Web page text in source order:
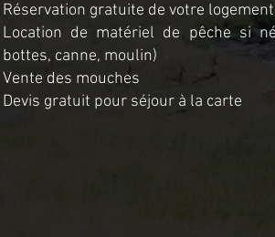
Réservation gratuite de votre
Location de matériel de pêche si
bottes, canne, moulin)
Vente des mouches
Devis gratuit pour séjour à la carte